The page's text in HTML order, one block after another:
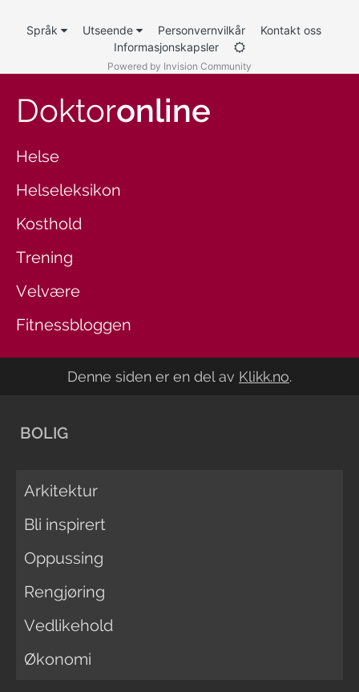
Språk Utseende Personvernvilkår
Kontakt oss
Informasjonskapsler
Powered by Invision Community
Doktoronline
Helse
Helseleksikon
Kosthold
Trening
Velvære
Fitnessbloggen
Denne siden er en del av Klikk.no.
BOLIG
Arkitektur
Bli inspirert
Oppussing
Rengjøring
Vedlikehold
Økonomi